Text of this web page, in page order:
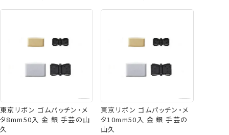
東京リボン ゴムパッチン・メ
タ8mm50入 金 銀 手芸の山
久
東京リボン ゴムパッチン・メ
タ10mm50入 金 銀 手芸の
山久